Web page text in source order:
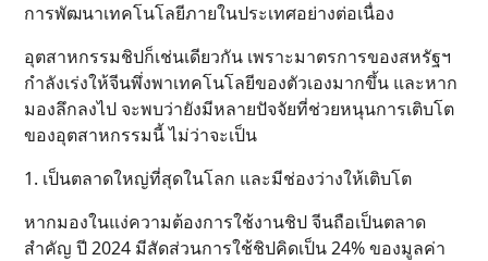
การพัฒนาเทคโนโลยีภายในประเทศอย่างต่อเนื่อง
อุตสาหกรรมชิปก็เช่นเดียวกัน เพราะมาตรการของสหรัฐฯ
กำลังเร่งให้จีนพึ่งพาเทคโนโลยีของตัวเองมากขึ้น และหาก
มองลึกลงไป จะพบว่ายังมีหลายปัจจัยที่ช่วยหนุนการเติบโต
ของอุตสาหกรรมนี้ ไม่ว่าจะเป็น
1. เป็นตลาดใหญ่ที่สุดในโลก และมีช่องว่างให้เติบโต
หากมองในแง่ความต้องการใช้งานชิป จีนถือเป็นตลาด
สำคัญ ปี 2024 มีสัดส่วนการใช้ชิปคิดเป็น 24% ของมูลค่า